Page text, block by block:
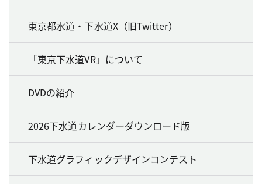
東京都水道・下水道X（旧Twitter）
「東京下水道VR」について
DVDの紹介
2026下水道カレンダーダウンロード版
下水道グラフィックデザインコンテスト